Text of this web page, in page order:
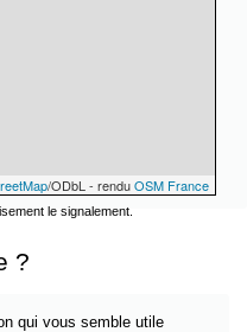
/ODbL - renduOSM France
le signalement.
?
qui vous semble utile